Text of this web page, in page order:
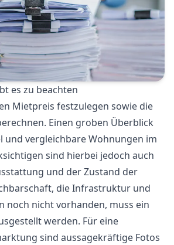
es zu beachten
Mietpreis festzulegen sowie die
Einen groben Überblick
und vergleichbare Wohnungen im
sind hierbei jedoch auch
und der Zustand der
die Infrastruktur und
noch nicht vorhanden, muss ein
werden. Für eine
sind aussagekräftige Fotos